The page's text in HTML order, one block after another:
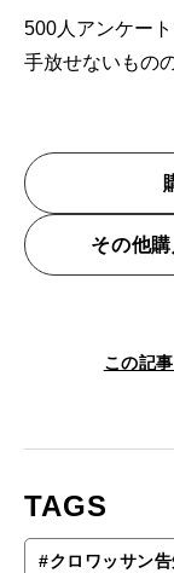
500人アンケート
手放せないもの
その他
この記
TAGS
#クロワッサン